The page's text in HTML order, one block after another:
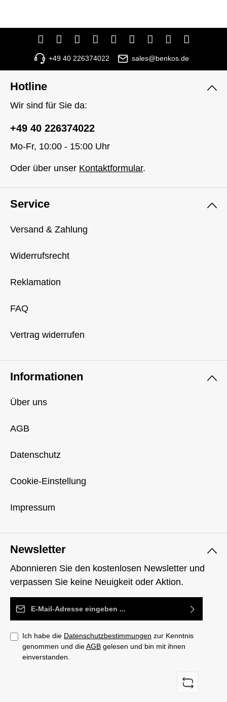
+49 40 226374022 sales@benkos.de
Newsletter
Abonnieren Sie den kostenlosen Newsletter und
verpassen Sie keine Neuigkeit oder Aktion.
E-Mail-Adresse*
Ich habe die Datenschutzbestimmungen zur Kenntnis
genommen und dieAGB gelesen und bin mit ihnen
einverstanden.
Hotline
Wir sind für Sie da:
+49 40 226374022
Mo-Fr, 10:00 - 15:00 Uhr
Oder über unser Kontaktformular.
Service
Versand & Zahlung
Widerrufsrecht
Reklamation
FAQ
Vertrag widerrufen
Informationen
Über uns
AGB
Datenschutz
Cookie-Einstellung
Impressum